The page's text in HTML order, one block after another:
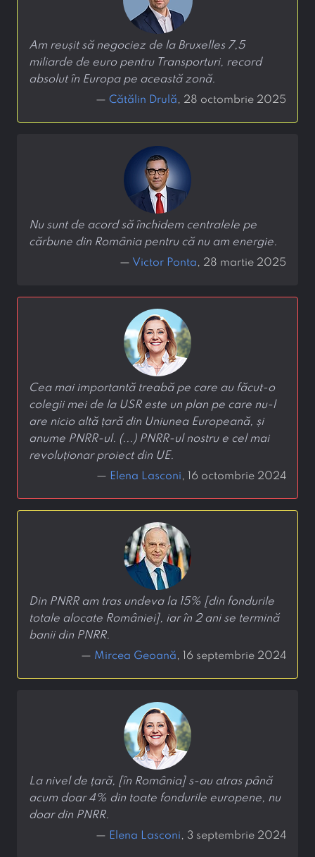
Am reușit să negociez de la Bruxelles 7,5
miliarde de euro pentru Transporturi, record
absolut în Europa pe această zonă.
— Cătălin Drulă, 28 octombrie 2025
Nu sunt de acord să închidem centralele pe
cărbune din România pentru că nu am energie.
— Victor Ponta, 28 martie 2025
Cea mai importantă treabă pe care au făcut-o
colegii mei de la USR este un plan pe care nu-l
are nicio altă țară din Uniunea Europeană, și
anume PNRR-ul. (...) PNRR-ul nostru e cel mai
revoluționar proiect din UE.
— Elena Lasconi, 16 octombrie 2024
Din PNRR am tras undeva la 15% [din fondurile
totale alocate României], iar în 2 ani se termină
banii din PNRR.
— Mircea Geoană, 16 septembrie 2024
La nivel de țară, [în România] s-au atras până
acum doar 4% din toate fondurile europene, nu
doar din PNRR.
— Elena Lasconi, 3 septembrie 2024